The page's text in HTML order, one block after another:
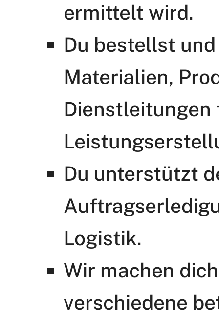
ermittelt wird.
Du bestellst
Materialien,
Dienstleitungen
Du unterstützt
Logistik.
Wir machen
verschiedene